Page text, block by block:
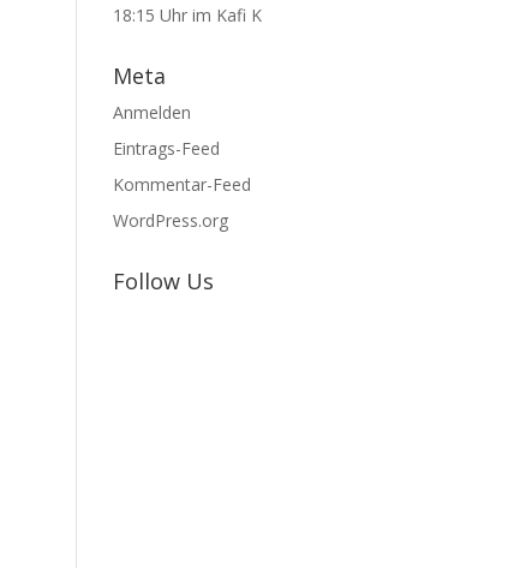
18:15 Uhr im Kafi K
Meta
Anmelden
Eintrags-Feed
Kommentar-Feed
WordPress.org
Follow Us